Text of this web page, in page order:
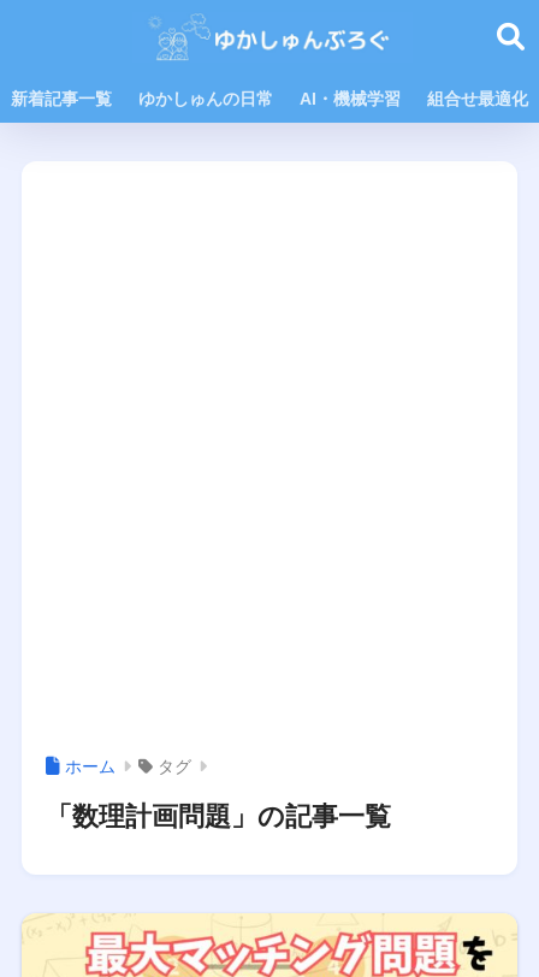
新着記事一覧 ゆかしゅんの日常 AI・機械学習 組合せ最適化
ホーム タグ
「数理計画問題」の記事一覧